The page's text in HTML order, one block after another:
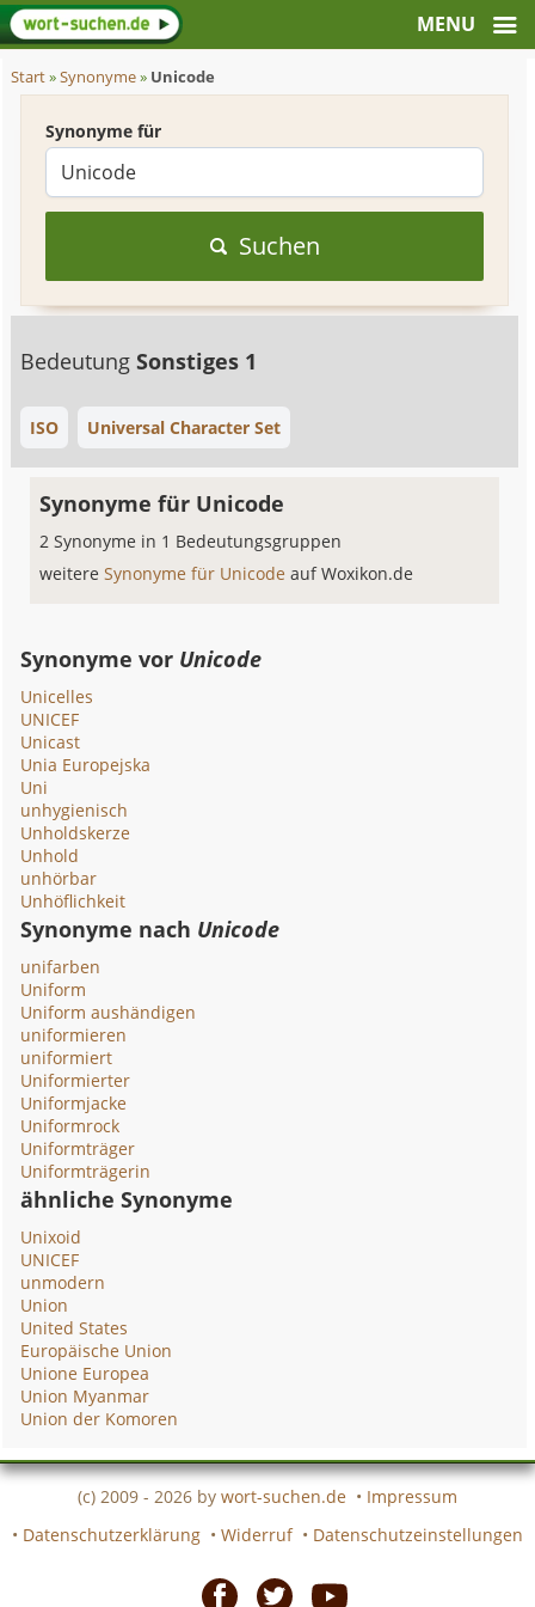
Start»Synonyme» Unicode
Synonyme für
Suchen
BedeutungSonstiges 1
ISO Universal Character Set
Synonyme für Unicode
2 Synonyme in 1 Bedeutungsgruppen
weitereSynonyme für Unicodeauf Woxikon.de
Synonyme vor Unicode
Unicelles
UNICEF
Unicast
Unia Europejska
Uni
unhygienisch
Unholdskerze
Unhold
unhörbar
Unhöflichkeit
Synonyme nach Unicode
unifarben
Uniform
Uniform aushändigen
uniformieren
uniformiert
Uniformierter
Uniformjacke
Uniformrock
Uniformträger
Uniformträgerin
ähnliche Synonyme
Unixoid
UNICEF
unmodern
Union
United States
Europäische Union
Unione Europea
Union Myanmar
Union der Komoren
(c) 2009 - 2026 by wort-suchen.de • Impressum
• Datenschutzerklärung • Widerruf • Datenschutzeinstellungen